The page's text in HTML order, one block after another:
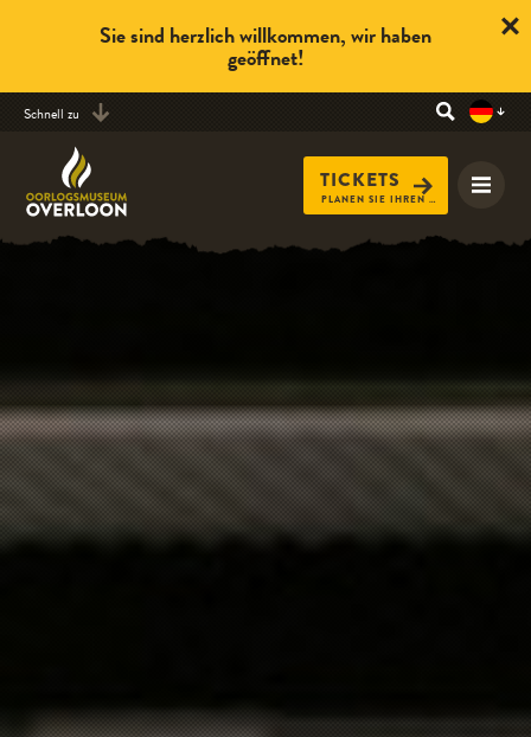
Schnell zu
TICKETS
PLANEN SIE IHREN BESUCH
Sie sind herzlich willkommen, wir haben
geöffnet!